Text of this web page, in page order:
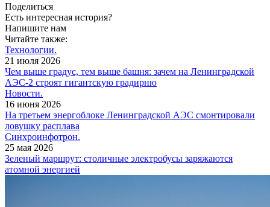
Поделиться
Есть интересная история?
Напишите нам
Читайте также:
Технологии.
21 июля 2026
Чем выше градус, тем выше башня: зачем на Ленинградской
АЭС-2 строят гигантскую градирню
Новости.
16 июня 2026
На третьем энергоблоке Ленинградской АЭС смонтировали
ловушку расплава
Синхроинфотрон.
25 мая 2026
Зеленый маршрут: столичные электробусы заряжаются
атомной энергией